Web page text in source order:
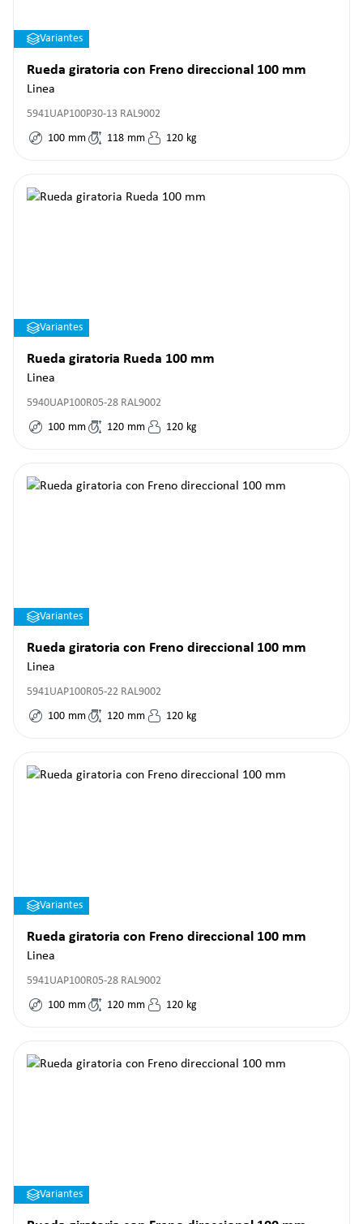
Variantes
Rueda giratoria con Freno direccional 100 mm
Linea
5941UAP100P30-13 RAL9002
100 mm 118 mm 120 kg
Variantes
Rueda giratoria Rueda 100 mm
Linea
5940UAP100R05-28 RAL9002
100 mm 120 mm 120 kg
Variantes
Rueda giratoria con Freno direccional 100 mm
Linea
5941UAP100R05-22 RAL9002
100 mm 120 mm 120 kg
Variantes
Rueda giratoria con Freno direccional 100 mm
Linea
5941UAP100R05-28 RAL9002
100 mm 120 mm 120 kg
Variantes